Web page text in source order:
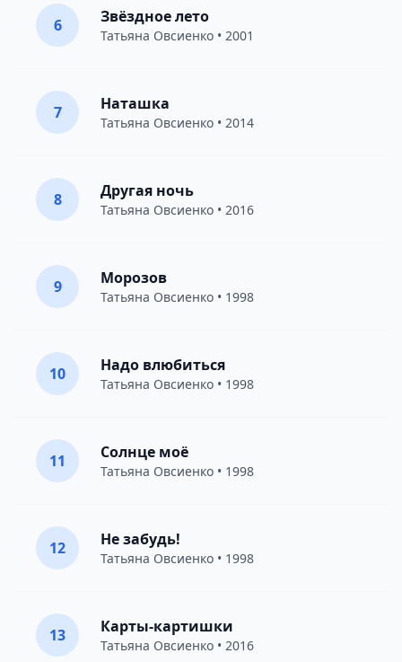
6 Звёздное лето
Татьяна Овсиенко • 2001
7 Наташка
Татьяна Овсиенко • 2014
8 Другая ночь
Татьяна Овсиенко • 2016
9 Морозов
Татьяна Овсиенко • 1998
10 Надо влюбиться
Татьяна Овсиенко • 1998
11 Солнце моё
Татьяна Овсиенко • 1998
12 Не забудь!
Татьяна Овсиенко • 1998
13 Карты-картишки
Татьяна Овсиенко • 2016